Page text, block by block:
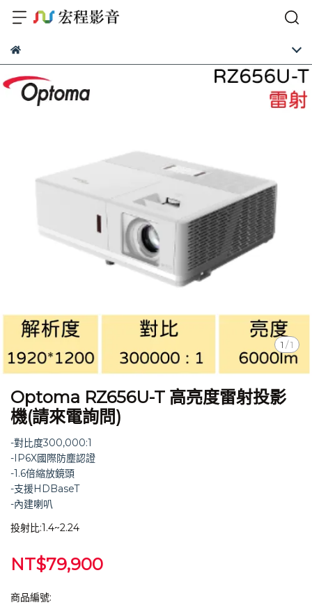
1 /1
Optoma RZ656U-T 高亮度雷射投影
機(請來電詢問)
-對比度300,000:1
-IP6X國際防塵認證
-1.6倍縮放鏡頭
-支援HDBaseT
-內建喇叭
投射比:1.4~2.24
NT$79,900
商品編號: